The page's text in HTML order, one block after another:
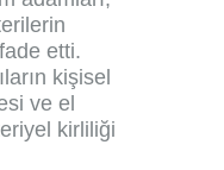
etti.
kişisel
ve el
kirliliği